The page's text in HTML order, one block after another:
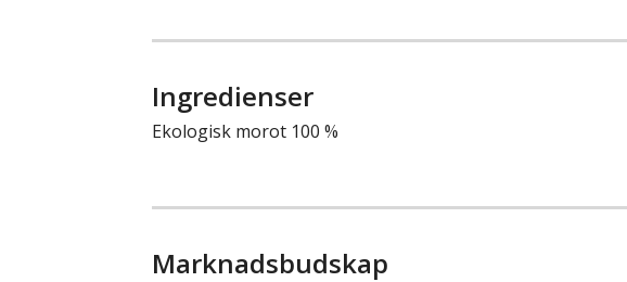
Ingredienser
Ekologisk morot 100 %
Marknadsbudskap